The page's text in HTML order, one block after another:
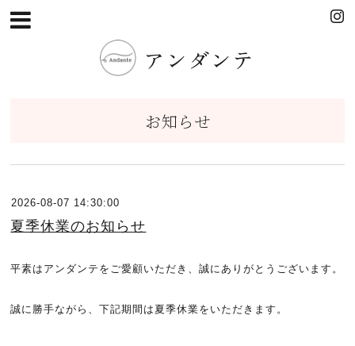
アンダンテ
お知らせ
2026-08-07 14:30:00
夏季休業のお知らせ
平素はアンダンテをご愛顧いただき、誠にありがとうございます。
誠に勝手ながら、下記期間は夏季休業をいただきます。